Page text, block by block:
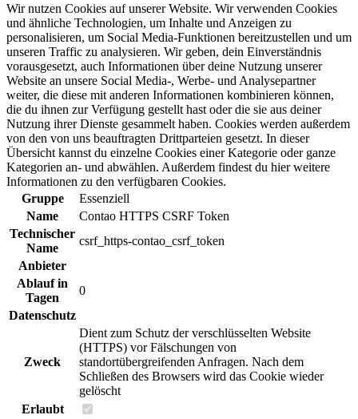
Wir nutzen Cookies auf unserer Website. Wir verwenden Cookies
und ähnliche Technologien, um Inhalte und Anzeigen zu
personalisieren, um Social Media-Funktionen bereitzustellen und um
unseren Traffic zu analysieren. Wir geben, dein Einverständnis
vorausgesetzt, auch Informationen über deine Nutzung unserer
Website an unsere Social Media-, Werbe- und Analysepartner
weiter, die diese mit anderen Informationen kombinieren können,
die du ihnen zur Verfügung gestellt hast oder die sie aus deiner
Nutzung ihrer Dienste gesammelt haben. Cookies werden außerdem
von den von uns beauftragten Drittparteien gesetzt. In dieser
Übersicht kannst du einzelne Cookies einer Kategorie oder ganze
Kategorien an- und abwählen. Außerdem findest du hier weitere
Informationen zu den verfügbaren Cookies.
Gruppe
Essenziell
Name
Contao HTTPS CSRF Token
Technischer
Name
csrf_https-contao_csrf_token
Anbieter
Ablauf in
Tagen
0
Datenschutz
Zweck
Dient zum Schutz der verschlüsselten Website
(HTTPS) vor Fälschungen von
standortübergreifenden Anfragen. Nach dem
Schließen des Browsers wird das Cookie wieder
gelöscht
Erlaubt